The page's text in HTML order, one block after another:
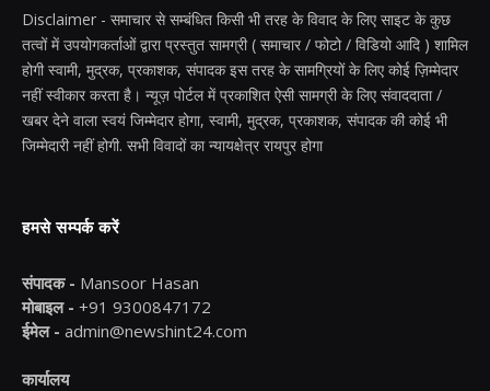
Disclaimer - समाचार से सम्बंधित किसी भी तरह के विवाद के लिए साइट के कुछ
तत्वों में उपयोगकर्ताओं द्वारा प्रस्तुत सामग्री ( समाचार / फोटो / विडियो आदि ) शामिल
होगी स्वामी, मुद्रक, प्रकाशक, संपादक इस तरह के सामग्रियों के लिए कोई ज़िम्मेदार
नहीं स्वीकार करता है। न्यूज़ पोर्टल में प्रकाशित ऐसी सामग्री के लिए संवाददाता /
खबर देने वाला स्वयं जिम्मेदार होगा, स्वामी, मुद्रक, प्रकाशक, संपादक की कोई भी
जिम्मेदारी नहीं होगी. सभी विवादों का न्यायक्षेत्र रायपुर होगा
हमसे सम्पर्क करें
संपादक - Mansoor Hasan
मोबाइल - +91 9300847172
ईमेल - admin@newshint24.com
कार्यालय